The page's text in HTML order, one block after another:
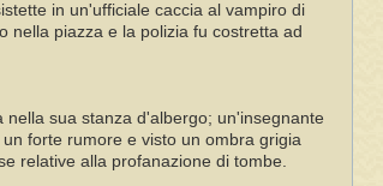
in un'ufficiale caccia al vampiro di
nella piazza e la polizia fu costretta ad
sua stanza d'albergo; un'insegnante
forte rumore e visto un ombra grigia
relative alla profanazione di tombe.